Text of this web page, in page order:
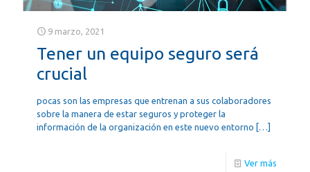
9 marzo, 2021
Tener un equipo seguro será
crucial
pocas son las empresas que entrenan a sus colaboradores
sobre la manera de estar seguros y proteger la
información de la organización en este nuevo entorno […]
Ver más